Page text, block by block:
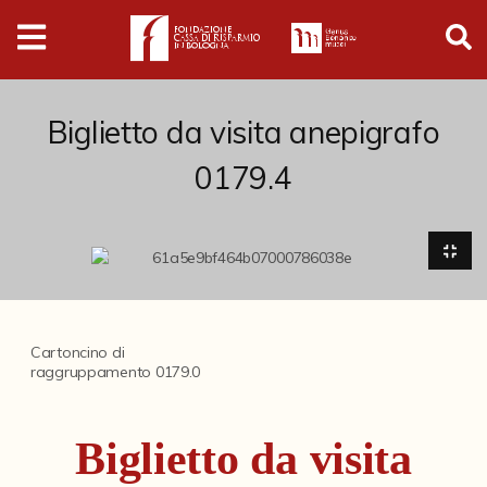
Digital
Humanities
Donazioni
Collezioni
Cataloghi storici
Biglietto da visita anepigrafo
0179.4
Cartoncino di
raggruppamento 0179.0
Biglietto da visita